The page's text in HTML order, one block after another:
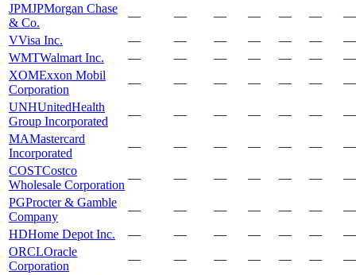
JPMJPMorgan Chase
& Co.
— — — — — —
—
VVisa Inc. — — — — — —
—
WMTWalmart Inc. — — — — — —
—
XOMExxon Mobil
Corporation
— — — — — —
—
UNHUnitedHealth
Group Incorporated
— — — — — —
—
MAMastercard
Incorporated
— — — — — —
—
COSTCostco
Wholesale Corporation
— — — — — —
—
PGProcter & Gamble
Company
— — — — — —
—
HDHome Depot Inc. — — — — — —
—
ORCLOracle
Corporation
— — — — — —
—